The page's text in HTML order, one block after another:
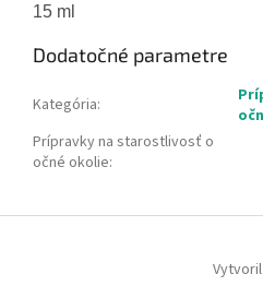
15 ml
Dodatočné parametre
Kategória:
Prípravky na starostlivosť o
očné okolie: